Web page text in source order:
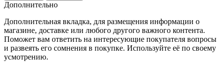
Дополнительно
Дополнительная вкладка, для размещения информации о
магазине, доставке или любого другого важного контента.
Поможет вам ответить на интересующие покупателя вопросы
и развеять его сомнения в покупке. Используйте её по своему
усмотрению.